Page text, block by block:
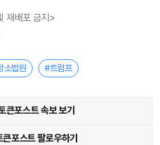
재배포 금지>
소법원 #트럼프
큰포스트 속보 보기
포스트 팔로우하기